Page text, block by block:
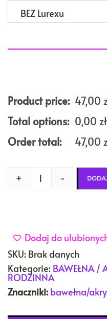
Product price: 47,00
Total options: 0,00 zł
Order total:
47,00
+ -
Dodaj do
SKU: Brak danych
Kategorie: BAWEŁNA /
RODZINNA
Znaczniki: bawełna/